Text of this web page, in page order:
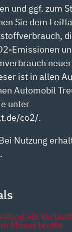
und ggf. zum
Sie dem
Emissionen
ist in allen
Automobil
unter
co2/.
Nutzung
als
Monat brutto